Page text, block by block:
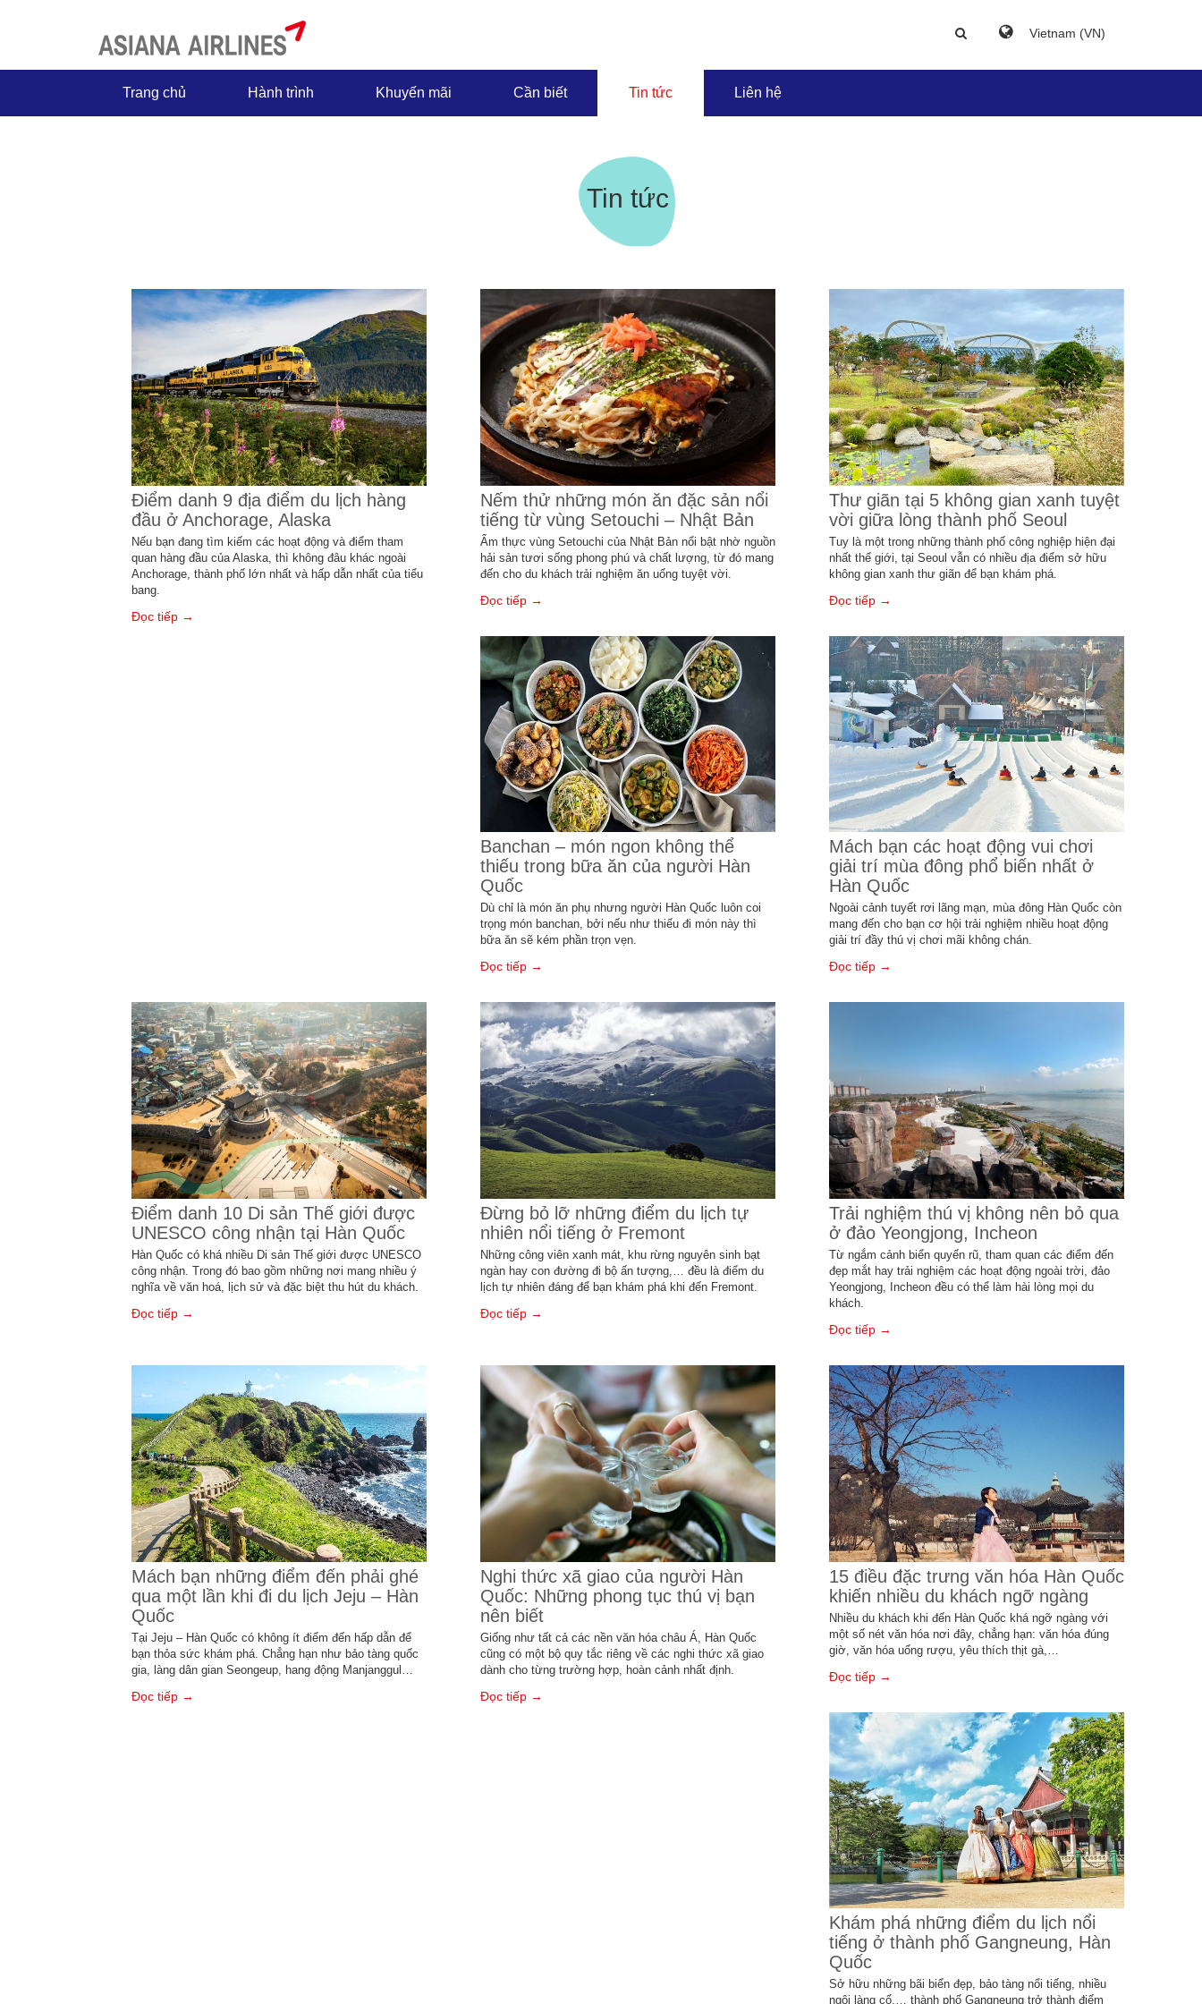
Vietnam (VN)
Trang chủ Hành trình Khuyến mãi Cần biết Tin tức Liên hệ
Tin tức
Điểm danh 9 địa điểm du lịch hàng
đầu ở Anchorage, Alaska
Nếu bạn đang tìm kiếm các hoạt động và điểm tham
quan hàng đầu của Alaska, thì không đâu khác ngoài
Anchorage, thành phố lớn nhất và hấp dẫn nhất của tiểu
bang.
Đọc tiếp →
Nếm thử những món ăn đặc sản nổi
tiếng từ vùng Setouchi – Nhật Bản
Ẩm thực vùng Setouchi của Nhật Bản nổi bật nhờ nguồn
hải sản tươi sống phong phú và chất lượng, từ đó mang
đến cho du khách trải nghiệm ăn uống tuyệt vời.
Đọc tiếp →
Thư giãn tại 5 không gian xanh tuyệt
vời giữa lòng thành phố Seoul
Tuy là một trong những thành phố công nghiệp hiện đại
nhất thế giới, tại Seoul vẫn có nhiều địa điểm sở hữu
không gian xanh thư giãn để bạn khám phá.
Đọc tiếp →
Banchan – món ngon không thể
thiếu trong bữa ăn của người Hàn
Quốc
Dù chỉ là món ăn phụ nhưng người Hàn Quốc luôn coi
trọng món banchan, bởi nếu như thiếu đi món này thì
bữa ăn sẽ kém phần trọn vẹn.
Đọc tiếp →
Mách bạn các hoạt động vui chơi
giải trí mùa đông phổ biến nhất ở
Hàn Quốc
Ngoài cảnh tuyết rơi lãng mạn, mùa đông Hàn Quốc còn
mang đến cho bạn cơ hội trải nghiệm nhiều hoạt động
giải trí đầy thú vị chơi mãi không chán.
Đọc tiếp →
Điểm danh 10 Di sản Thế giới được
UNESCO công nhận tại Hàn Quốc
Hàn Quốc có khá nhiều Di sản Thế giới được UNESCO
công nhận. Trong đó bao gồm những nơi mang nhiều ý
nghĩa về văn hoá, lịch sử và đặc biệt thu hút du khách.
Đọc tiếp →
Đừng bỏ lỡ những điểm du lịch tự
nhiên nổi tiếng ở Fremont
Những công viên xanh mát, khu rừng nguyên sinh bạt
ngàn hay con đường đi bộ ấn tượng,… đều là điểm du
lịch tự nhiên đáng để bạn khám phá khi đến Fremont.
Đọc tiếp →
Trải nghiệm thú vị không nên bỏ qua
ở đảo Yeongjong, Incheon
Từ ngắm cảnh biển quyến rũ, tham quan các điểm đến
đẹp mắt hay trải nghiệm các hoạt động ngoài trời, đảo
Yeongjong, Incheon đều có thể làm hài lòng mọi du
khách.
Đọc tiếp →
Mách bạn những điểm đến phải ghé
qua một lần khi đi du lịch Jeju – Hàn
Quốc
Tại Jeju – Hàn Quốc có không ít điểm đến hấp dẫn để
bạn thỏa sức khám phá. Chẳng hạn như bảo tàng quốc
gia, làng dân gian Seongeup, hang động Manjanggul…
Đọc tiếp →
Nghi thức xã giao của người Hàn
Quốc: Những phong tục thú vị bạn
nên biết
Giống như tất cả các nền văn hóa châu Á, Hàn Quốc
cũng có một bộ quy tắc riêng về các nghi thức xã giao
dành cho từng trường hợp, hoàn cảnh nhất định.
Đọc tiếp →
15 điều đặc trưng văn hóa Hàn Quốc
khiến nhiều du khách ngỡ ngàng
Nhiều du khách khi đến Hàn Quốc khá ngỡ ngàng với
một số nét văn hóa nơi đây, chẳng hạn: văn hóa đúng
giờ, văn hóa uống rượu, yêu thích thịt gà,…
Đọc tiếp →
Khám phá những điểm du lịch nổi
tiếng ở thành phố Gangneung, Hàn
Quốc
Sở hữu những bãi biển đẹp, bảo tàng nổi tiếng, nhiều
ngôi làng cổ,… thành phố Gangneung trở thành điểm